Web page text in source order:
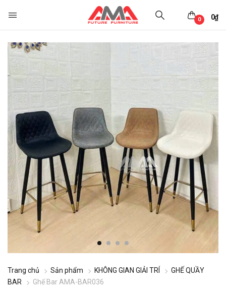
0₫
0
Trang chủ Sản phẩm KHÔNG GIAN GIẢI TRÍ
GHẾ QUẦY
BAR
Ghế Bar AMA-BAR036